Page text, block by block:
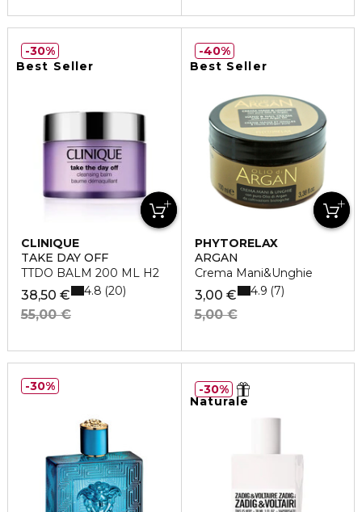
Best Seller
CLINIQUE
TAKE DAY OFF
TTDO BALM 200 ML H2
38,50 €
55,00 €
4.8 20
30%
Best Seller
PHYTORELAX
ARGAN
Crema Mani&Unghie
3,00 €
5,00 €
4.9 7
40%
30%
Naturale
30%